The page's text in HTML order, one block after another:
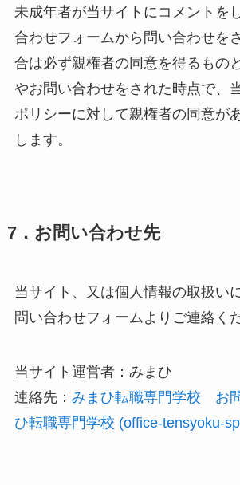
未成年者が当サイトにコメントを
合わせフォームから問い合わせを
合は必ず親権者の同意を得るもの
やお問い合わせをされた時点で、
ポリシーに対して親権者の同意が
します。
7．お問い合わせ先
当サイト、又は個人情報の取扱い
問い合わせフォームよりご連絡く
当サイト運営者：みまひ
連絡先： みまひ転職専門学校 お
ひ転職専門学校 (office-tensyoku-